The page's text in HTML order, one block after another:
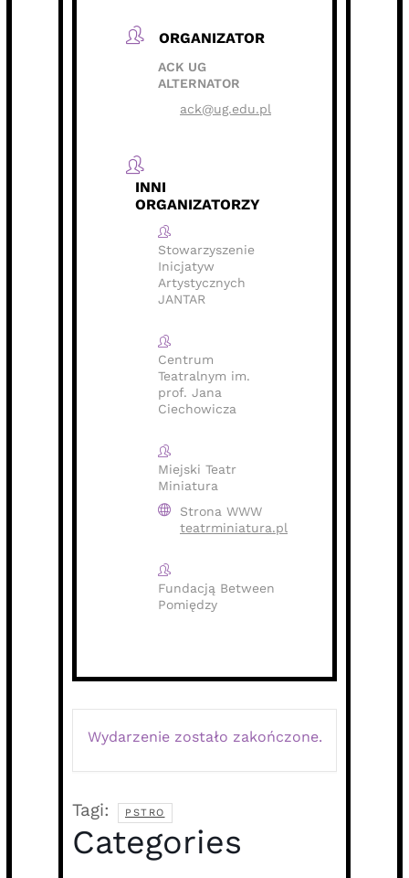
ORGANIZATOR
ACK UG
ALTERNATOR
ack@ug.edu.pl
INNI
ORGANIZATORZY
Stowarzyszenie
Inicjatyw
Artystycznych
JANTAR
Centrum
Teatralnym im.
prof. Jana
Ciechowicza
Miejski Teatr
Miniatura
Strona WWW
teatrminiatura.pl
Fundacją Between
Pomiędzy
Wydarzenie zostało zakończone.
Tagi: PSTRO
Categories